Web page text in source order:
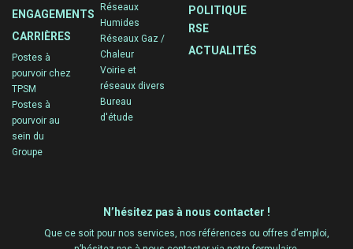
ENGAGEMENTS
CARRIÈRES
Postes à
pourvoir chez
TPSM
Postes à
pourvoir au
sein du
Groupe
Réseaux
Humides
Réseaux Gaz /
Chaleur
Voirie et
réseaux divers
Bureau
d'étude
POLITIQUE
RSE
ACTUALITÉS
N’hésitez pas à nous contacter !
Que ce soit pour nos services, nos références ou offres d’emploi,